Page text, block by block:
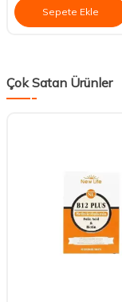
Sepete Ekle
Çok Satan Ürünler